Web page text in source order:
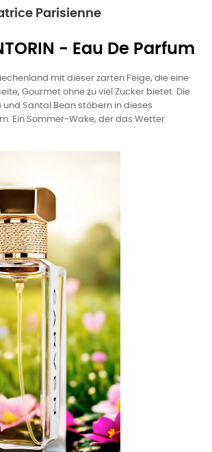
Parisienne
- Eau De Parfum
mit dieser zarten Feige, die eine
Gourmet ohne zu viel Zucker bietet. Die
und Santal Bean stöbern in dieses
Ein Sommer-Wake, der das Wetter